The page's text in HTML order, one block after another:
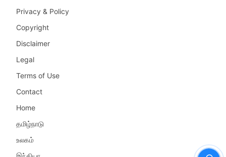
Privacy & Policy
Copyright
Disclaimer
Legal
Terms of Use
Contact
Home
தமிழ்நாடு
உலகம்